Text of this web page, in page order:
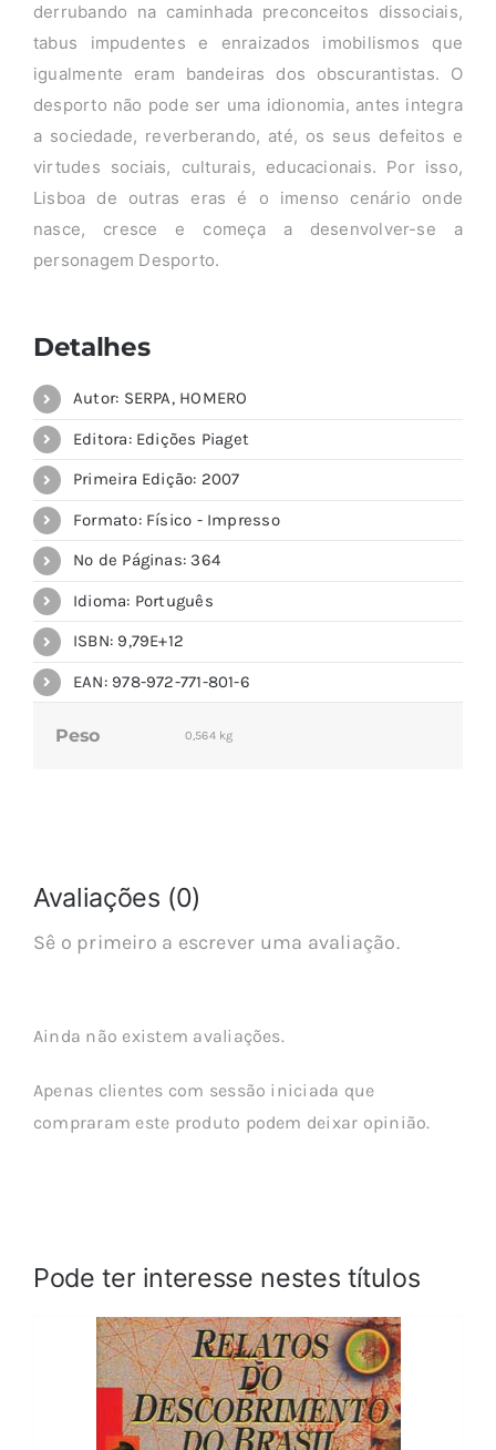
derrubando na caminhada preconceitos dissociais,
tabus impudentes e enraizados imobilismos que
igualmente eram bandeiras dos obscurantistas. O
desporto não pode ser uma idionomia, antes integra
a sociedade, reverberando, até, os seus defeitos e
virtudes sociais, culturais, educacionais. Por isso,
Lisboa de outras eras é o imenso cenário onde
nasce, cresce e começa a desenvolver-se a
personagem Desporto.
Detalhes
Autor: SERPA, HOMERO
Editora: Edições Piaget
Primeira Edição: 2007
Formato: Físico - Impresso
Nº de Páginas: 364
Idioma: Português
ISBN: 9,79E+12
EAN: 978-972-771-801-6
Peso 0,564 kg
Avaliações (0)
Sê o primeiro a escrever uma avaliação.
Ainda não existem avaliações.
Apenas clientes com sessão iniciada que
compraram este produto podem deixar opinião.
Pode ter interesse nestes títulos